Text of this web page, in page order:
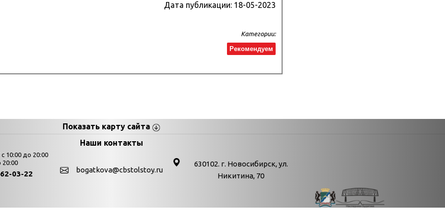
Дата публикации: 18-05-2023
Категории:
Рекомендуем
Показать карту сайта
День в истории
День в истории. Апрель
Наши контакты
10:00 до 20:00
20:00
03-22 bogatkova@cbstolstoy.ru
630102. г. Новосибирск, ул.
Никитина, 70